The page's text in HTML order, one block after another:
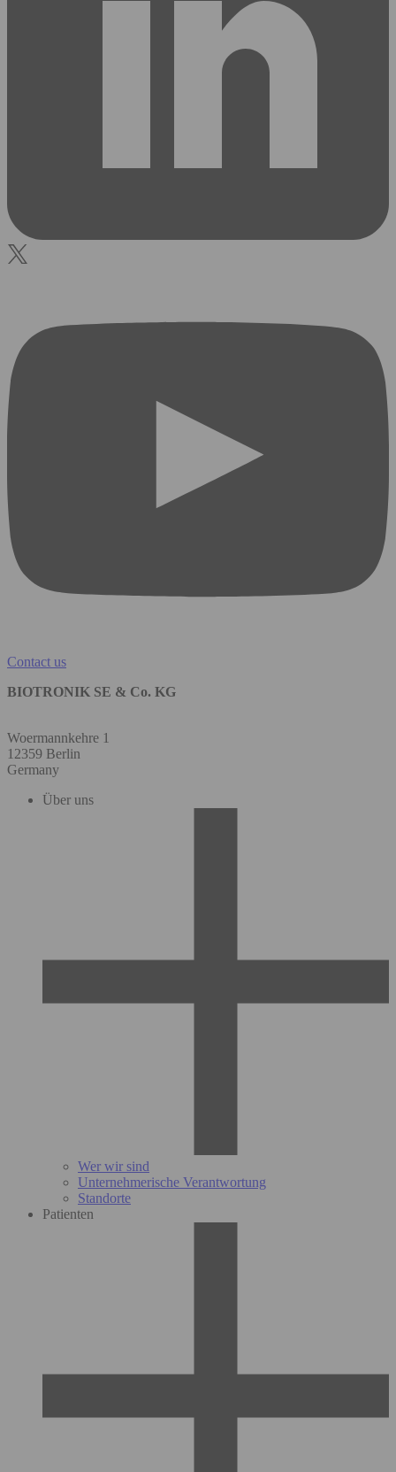
Contact us
BIOTRONIK SE & Co. KG
Woermannkehre 1
12359 Berlin
Germany
Über uns
Wer wir sind
Unternehmerische Verantwortung
Standorte
Patienten